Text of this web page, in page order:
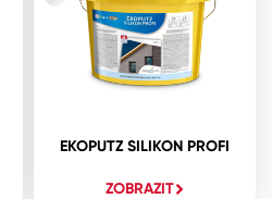
EKOPUTZ SILIKON PROFI
ZOBRAZIT